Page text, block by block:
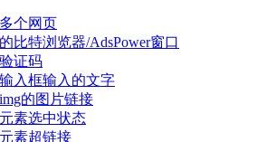
个网页
比特浏览器/AdsPower窗口
证码
入框输入的文字
的图片链接
素选中状态
素超链接